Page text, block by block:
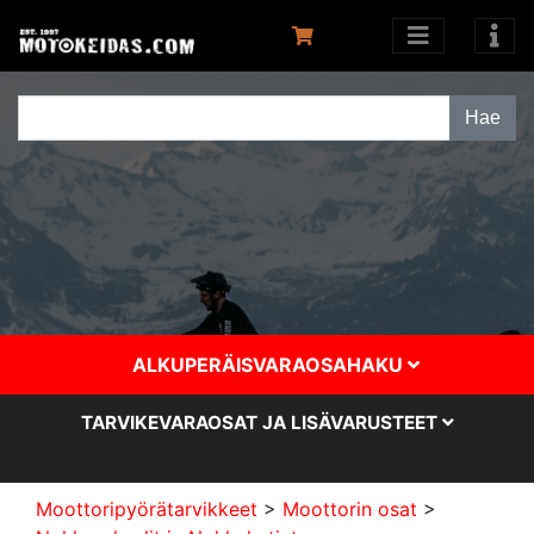
ALKUPERÄISVARAOSAHAKU
TARVIKEVARAOSAT JA LISÄVARUSTEET
Moottoripyörätarvikkeet > Moottorin osat >